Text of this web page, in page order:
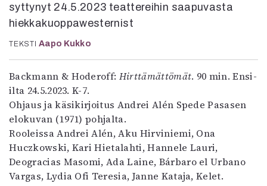
2–3/2026
1/2026
5/2025 saame
5/2025
Tilaus ja irtonumerot
Yhteistyössä
Toimitus
Mediatiedot
syttynyt 24.5.2023 teattereihin saapuvasta
hiekkakuoppawesternist
TEKSTI Aapo Kukko
Backmann & Hoderoff: Hirttämättömät. 90 min. Ensi-
ilta 24.5.2023. K-7.
Ohjaus ja käsikirjoitus Andrei Alén Spede Pasasen
elokuvan (1971) pohjalta.
Rooleissa Andrei Alén, Aku Hirviniemi, Ona
Huczkowski, Kari Hietalahti, Hannele Lauri,
Deogracias Masomi, Ada Laine, Bárbaro el Urbano
Vargas, Lydia Ofi Teresia, Janne Kataja, Kelet.